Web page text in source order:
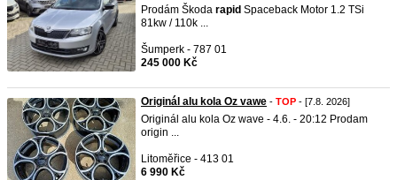
Prodám Škoda rapid Spaceback Motor 1.2 TSi
81kw / 110k ...
Šumperk - 787 01
245 000 Kč
Originál alu kola Oz vawe - TOP - [7.8. 2026]
Originál alu kola Oz wave - 4.6. - 20:12 Prodam
origin ...
Litoměřice - 413 01
6 990 Kč